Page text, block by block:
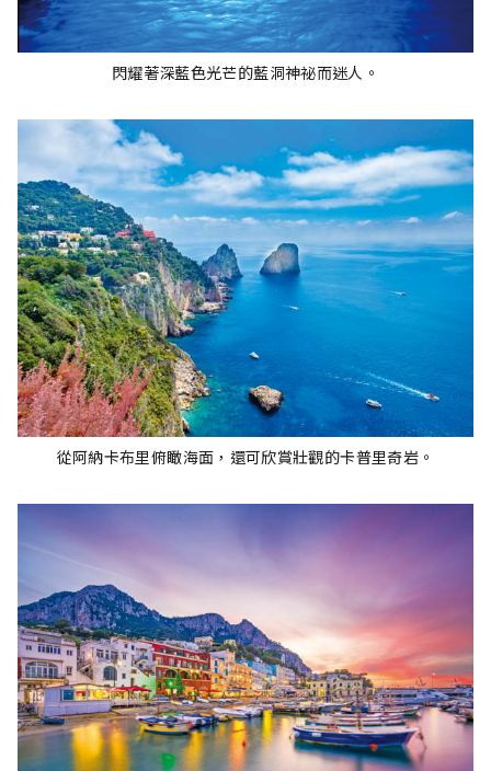
閃耀著深藍色光芒的藍洞神祕而迷人。
從阿納卡布里俯瞰海面，還可欣賞壯觀的卡普里奇岩。